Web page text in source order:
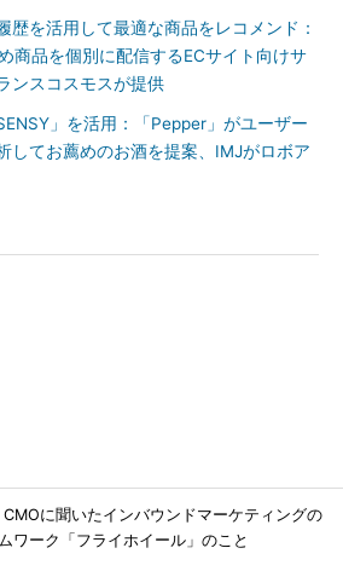
歴を活用して最適な商品をレコメンド：
商品を個別に配信するECサイト向けサ
ンスコスモスが提供
」を活用：「Pepper」がユーザー
してお薦めのお酒を提案、IMJがロボア
に聞いたインバウンドマーケティングの
ワーク「フライホイール」のこと